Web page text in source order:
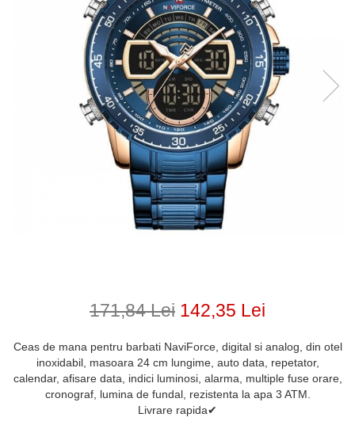
171,84 Lei 142,35 Lei
Ceas de mana pentru barbati NaviForce, digital si analog, din otel
inoxidabil, masoara 24 cm lungime, auto data, repetator,
calendar, afisare data, indici luminosi, alarma, multiple fuse orare,
cronograf, lumina de fundal, rezistenta la apa 3 ATM.
Livrare rapida✔